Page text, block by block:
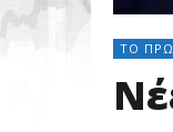
ΤΟ